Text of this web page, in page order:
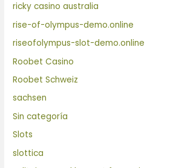
ricky casino australia
rise-of-olympus-demo.online
riseofolympus-slot-demo.online
Roobet Casino
Roobet Schweiz
sachsen
Sin categoría
Slots
slottica